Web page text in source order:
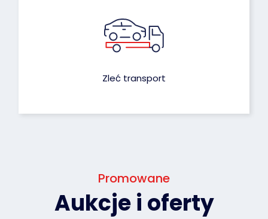
Zleć transport
Promowane
Aukcje i oferty